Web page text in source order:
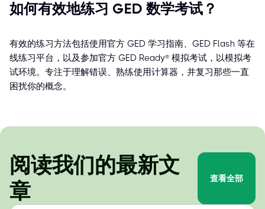
如何有效地练习 GED 数学考试？
有效的练习方法包括使用官方 GED 学习指南、GED Flash 等在
线练习平台，以及参加官方 GED Ready® 模拟考试，以模拟考
试环境。专注于理解错误、熟练使用计算器，并复习那些一直
困扰你的概念。
阅读我们的最新文
章
查看全部